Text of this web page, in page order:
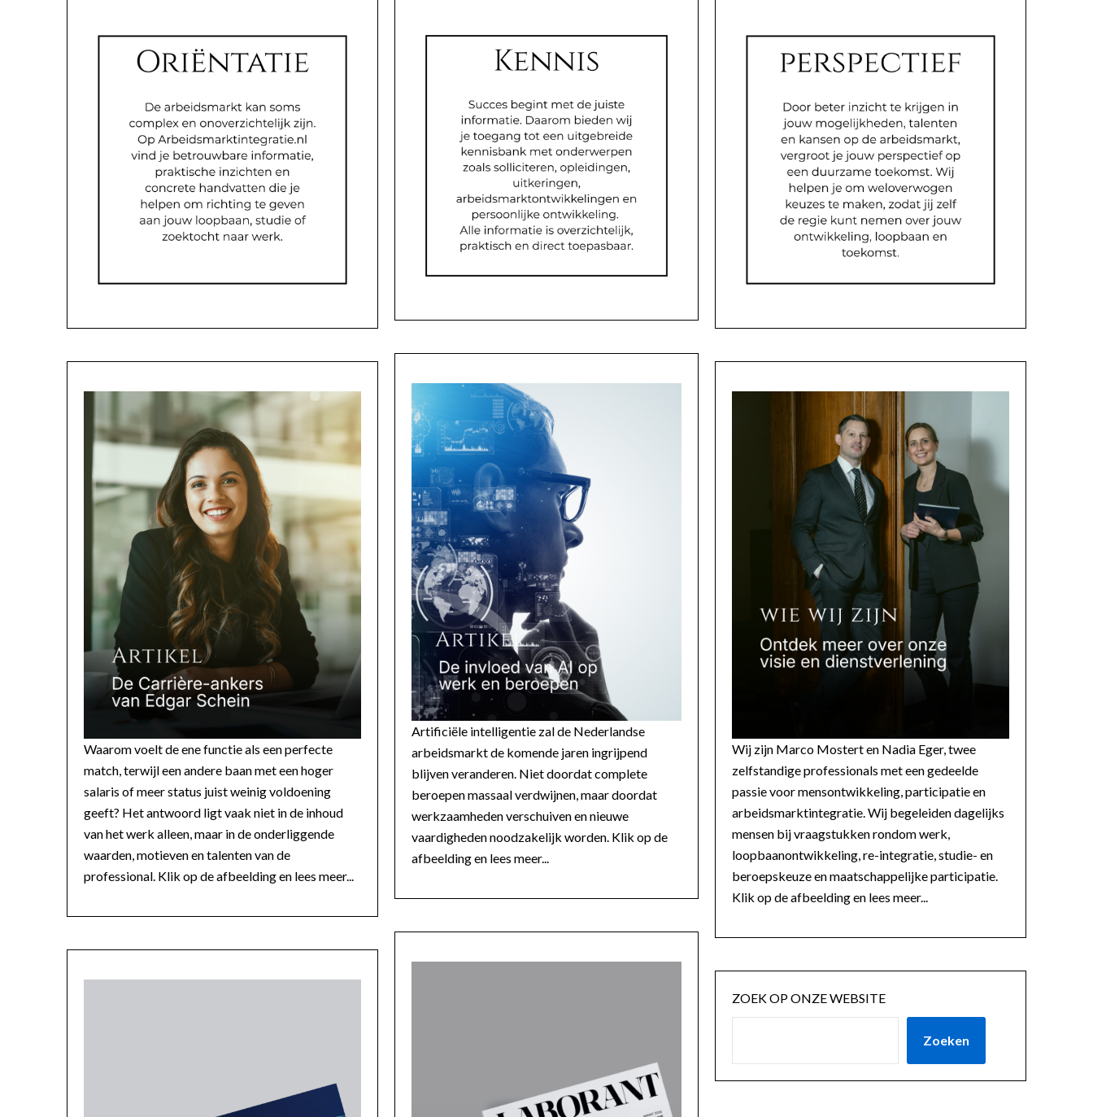
Waarom voelt de ene functie als een perfecte
match, terwijl een andere baan met een hoger
salaris of meer status juist weinig voldoening
geeft? Het antwoord ligt vaak niet in de inhoud
van het werk alleen, maar in de onderliggende
waarden, motieven en talenten van de
professional. Klik op de afbeelding en lees meer...
Artificiële intelligentie zal de Nederlandse
arbeidsmarkt de komende jaren ingrijpend
blijven veranderen. Niet doordat complete
beroepen massaal verdwijnen, maar doordat
werkzaamheden verschuiven en nieuwe
vaardigheden noodzakelijk worden. Klik op de
afbeelding en lees meer...
Wij zijn Marco Mostert en Nadia Eger, twee
zelfstandige professionals met een gedeelde
passie voor mensontwikkeling, participatie en
arbeidsmarktintegratie. Wij begeleiden dagelijks
mensen bij vraagstukken rondom werk,
loopbaanontwikkeling, re-integratie, studie- en
beroepskeuze en maatschappelijke participatie.
Klik op de afbeelding en lees meer...
ZOEK OP ONZE WEBSITE
Zoeken